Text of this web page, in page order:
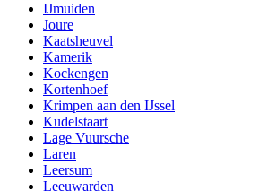
IJmuiden
Joure
Kaatsheuvel
Kamerik
Kockengen
Kortenhoef
Krimpen aan den IJssel
Kudelstaart
Lage Vuursche
Laren
Leersum
Leeuwarden